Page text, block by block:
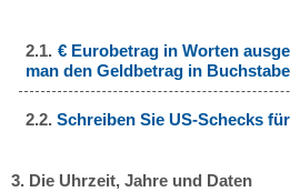
2.1. € Eurobetrag in Worten
man den Geldbetrag in
2.2.Schreiben Sie US-Schecks
3. Die Uhrzeit, Jahre und Daten